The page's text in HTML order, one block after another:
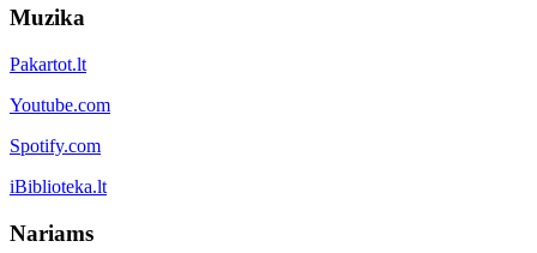
Muzika
Pakartot.lt
Youtube.com
Spotify.com
iBiblioteka.lt
Nariams